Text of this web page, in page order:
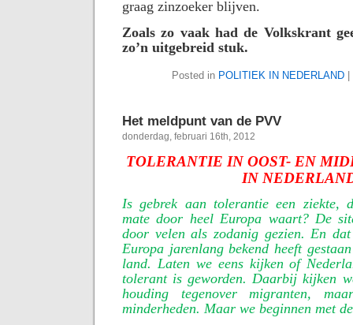
graag zinzoeker blijven.
Zoals zo vaak had de Volkskrant
zo’n uitgebreid stuk.
Posted in POLITIEK IN NEDERLAND
Het meldpunt van de PVV
donderdag, februari 16th, 2012
TOLERANTIE IN OOST- EN
IN
Is gebrek aan tolerantie een ziekte,
mate door heel Europa waart? De
door velen als zodanig gezien. En
Europa jarenlang bekend heeft
land. Laten we eens kijken of
tolerant is geworden. Daarbij kijken
houding tegenover migranten,
minderheden. Maar we beginnen met